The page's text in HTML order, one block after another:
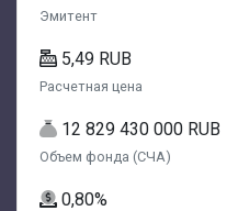
Эмитент
5,49 RUB
Расчетная цена
12 829 430 000 RUB
Объем фонда (СЧА)
0,80%